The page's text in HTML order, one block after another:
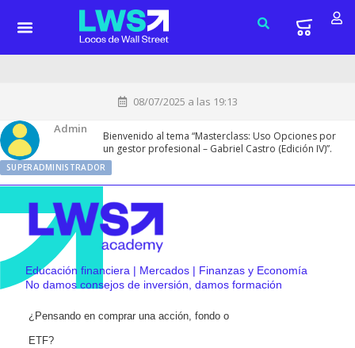
08/07/2025 a las 19:13
Admin
SUPERADMINISTRADOR
Bienvenido al tema “Masterclass: Uso Opciones por
un gestor profesional – Gabriel Castro (Edición IV)”.
Educación financiera | Mercados | Finanzas y Economía
No damos consejos de inversión, damos formación
¿Pensando en comprar una acción, fondo o
ETF?